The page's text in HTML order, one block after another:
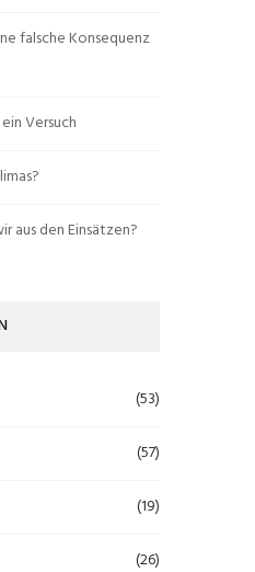
falsche Konsequenz
Versuch
aus den Einsätzen?
(53)
(57)
(19)
(26)